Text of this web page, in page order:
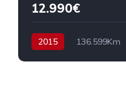
12.990€
2015 136.599Km